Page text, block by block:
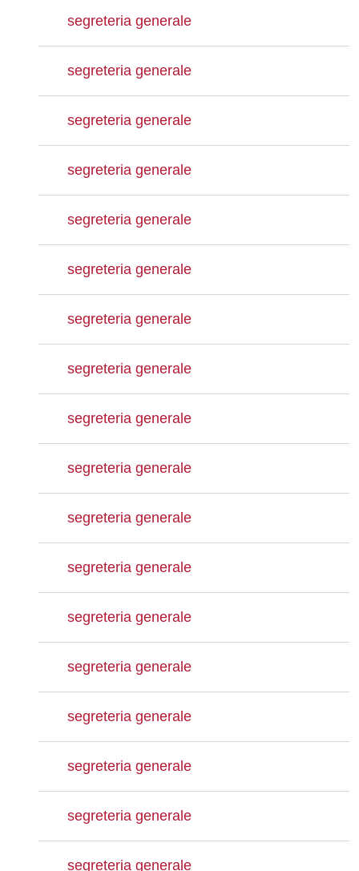
segreteria generale
segreteria generale
segreteria generale
segreteria generale
segreteria generale
segreteria generale
segreteria generale
segreteria generale
segreteria generale
segreteria generale
segreteria generale
segreteria generale
segreteria generale
segreteria generale
segreteria generale
segreteria generale
segreteria generale
segreteria generale